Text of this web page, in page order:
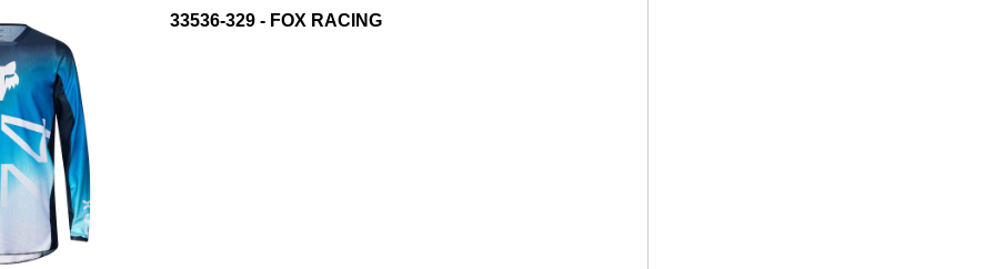
33536-329 - FOX RACING